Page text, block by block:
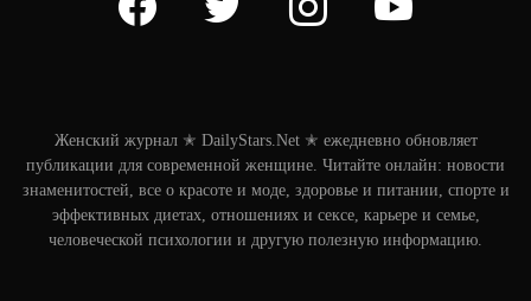
Женский журнал ✭ DailyStars.Net ✭ ежедневно обновляет
публикации для современной женщине. Читайте онлайн: новости
знаменитостей, все о красоте и моде, здоровье и питании, спорте и
эффективных диетах, отношениях и сексе, карьере и семье,
человеческой психологии и другую полезную информацию.